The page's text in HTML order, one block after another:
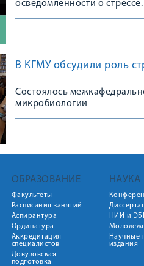
осведомленности о стрессе.
В КГМУ обсудили роль
Состоялось
микробиологии
ОБРАЗОВАНИЕ
Факультеты
Расписания занятий
Аспирантура
Ординатура
Аккредитация
специалистов
Довузовская
подготовка
НАУКА
НИИ и
Научные
издания